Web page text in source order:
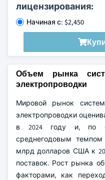
лицензирования:
Начиная с: $2,450
Объем рынка
электропроводки
Мировой рынок
электропроводки
в 2024 году и, по
среднегодовым темпом
млрд долларов США к
поставок. Рост рынка
факторами, как